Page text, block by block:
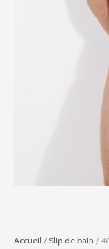
Accueil / Slip de bain /